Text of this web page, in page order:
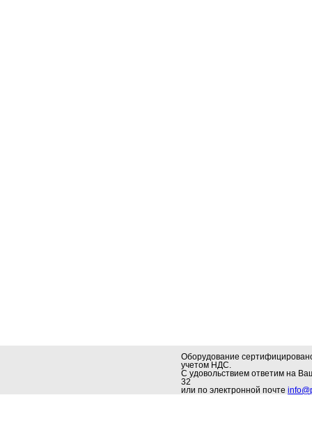
Оборудование
учетом НДС.
С удовольствием ответим на
32
или по электронной почте